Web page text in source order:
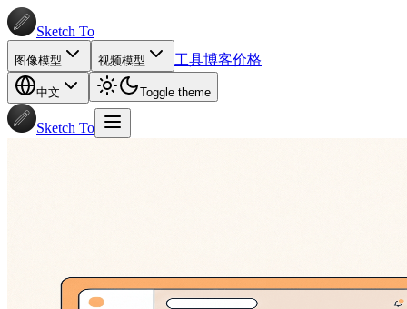
Sketch To
图像模型 视频模型 工具博客价格
中文 Toggle theme
Sketch To